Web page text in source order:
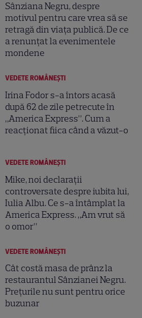
Sânziana Negru, despre
motivul pentru care vrea să se
retragă din viața publică. De ce
a renunțat la evenimentele
mondene
VEDETE ROMÂNEŞTI
Irina Fodor s-a întors acasă
după 62 de zile petrecute în
„America Express”. Cum a
reacționat fiica când a văzut-o
VEDETE ROMÂNEŞTI
Mike, noi declarații
controversate despre iubita lui,
Iulia Albu. Ce s-a întâmplat la
America Express. „Am vrut să
o omor”
VEDETE ROMÂNEŞTI
Cât costă masa de prânz la
restaurantul Sânzianei Negru.
Prețurile nu sunt pentru orice
buzunar